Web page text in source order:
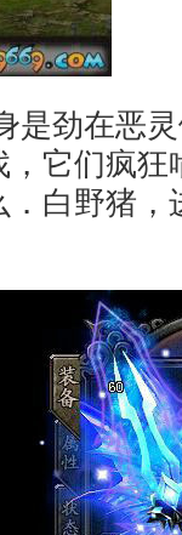
劲在恶
，它们疯
白野猪，